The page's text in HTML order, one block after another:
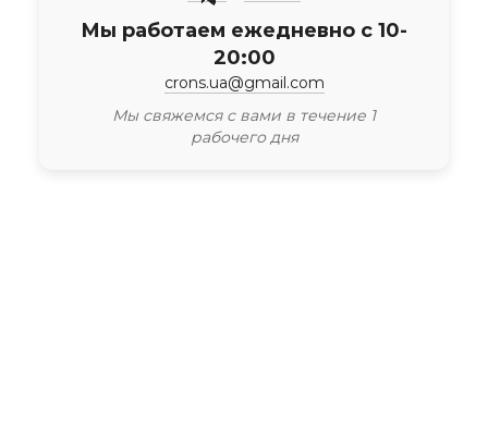
Мы работаем ежедневно с 10-
20:00
crons.ua@gmail.com
Мы свяжемся с вами в течение 1
рабочего дня